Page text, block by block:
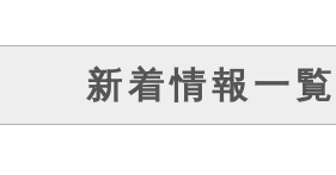
新着情報一覧